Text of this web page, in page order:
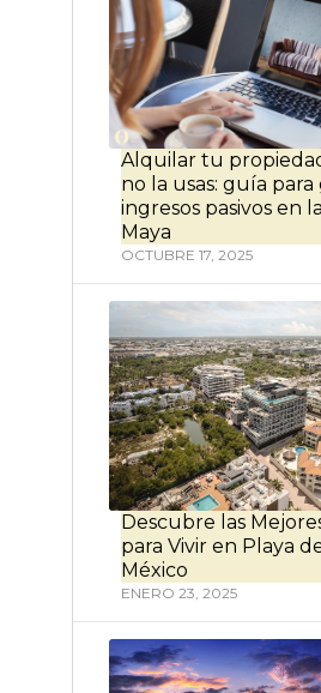
Alquilar tu
no la usas: guía
ingresos pasivos en
Maya
OCTUBRE 17, 2025
Descubre las
para Vivir en Playa
México
ENERO 23, 2025